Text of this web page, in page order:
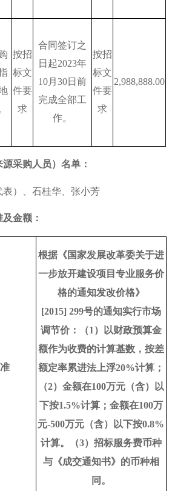
按招
标文
件要
求
合同签订之
日起2023年
10月30日前
完成全部工
作。
按招
标文
件要
求
2,988,888.00
采购人员）名单：
）、石桂华、张小芳
金额：
根据《国家发展改革委关于进
一步放开建设项目专业服务价
格的通知发改价格》
[2015] 299号的通知实行市场
调节价：（1）以财政预算金
额作为收费的计算基数，按差
额定率累进法上浮20%计算；
（2）金额在100万元（含）以
下按1.5%计算；金额在100万
元-500万元（含）以下按0.8%
计算。（3）招标服务费币种
与《成交通知书》的币种相
同。